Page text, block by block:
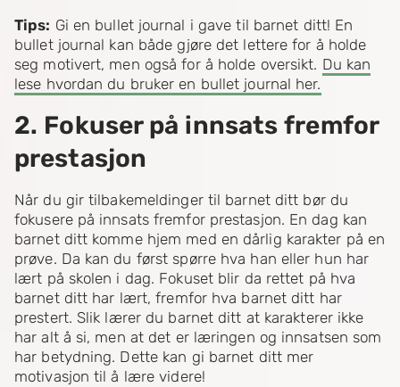
Tips: Gi en bullet journal i gave til barnet ditt! En
bullet journal kan både gjøre det lettere for å holde
seg motivert, men også for å holde oversikt. Du kan
lese hvordan du bruker en bullet journal her.
2. Fokuser på innsats fremfor
prestasjon
Når du gir tilbakemeldinger til barnet ditt bør du
fokusere på innsats fremfor prestasjon. En dag kan
barnet ditt komme hjem med en dårlig karakter på en
prøve. Da kan du først spørre hva han eller hun har
lært på skolen i dag. Fokuset blir da rettet på hva
barnet ditt har lært, fremfor hva barnet ditt har
prestert. Slik lærer du barnet ditt at karakterer ikke
har alt å si, men at det er læringen og innsatsen som
har betydning. Dette kan gi barnet ditt mer
motivasjon til å lære videre!